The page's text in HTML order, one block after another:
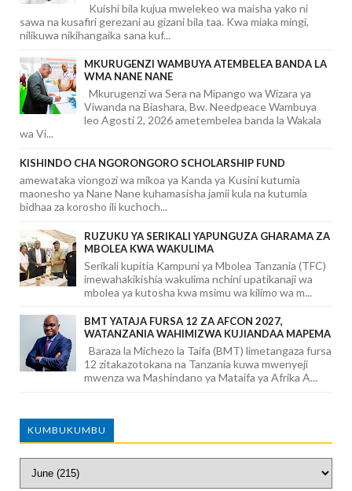
Kuishi bila kujua mwelekeo wa maisha yako ni
sawa na kusafiri gerezani au gizani bila taa. Kwa miaka mingi,
nilikuwa nikihangaika sana kuf...
MKURUGENZI WAMBUYA ATEMBELEA BANDA LA
WMA NANE NANE
Mkurugenzi wa Sera na Mipango wa Wizara ya
Viwanda na Biashara, Bw. Needpeace Wambuya
leo Agosti 2, 2026 ametembelea banda la Wakala
wa Vi...
KISHINDO CHA NGORONGORO SCHOLARSHIP FUND
amewataka viongozi wa mikoa ya Kanda ya Kusini kutumia
maonesho ya Nane Nane kuhamasisha jamii kula na kutumia
bidhaa za korosho ili kuchoch...
RUZUKU YA SERIKALI YAPUNGUZA GHARAMA ZA
MBOLEA KWA WAKULIMA
Serikali kupitia Kampuni ya Mbolea Tanzania (TFC)
imewahakikishia wakulima nchini upatikanaji wa
mbolea ya kutosha kwa msimu wa kilimo wa m...
BMT YATAJA FURSA 12 ZA AFCON 2027,
WATANZANIA WAHIMIZWA KUJIANDAA MAPEMA
Baraza la Michezo la Taifa (BMT) limetangaza fursa
12 zitakazotokana na Tanzania kuwa mwenyeji
mwenza wa Mashindano ya Mataifa ya Afrika A...
KUMBUKUMBU